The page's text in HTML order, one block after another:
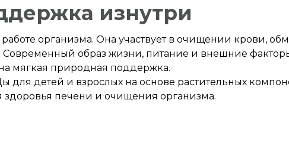
организма. Она участвует в очищении крови,
образ жизни, питание и внешние факторы
мягкая природная поддержка.
для детей и взрослых на основе растительных
печени и очищения организма.
изнутри